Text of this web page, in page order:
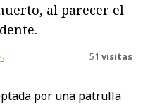
al parecer el
51 visitas
por una patrulla